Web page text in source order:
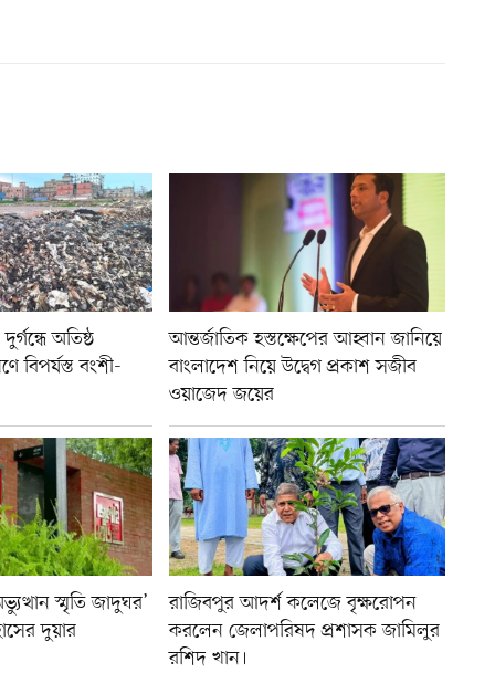
অতিষ্ঠ
বিপর্যস্ত বংশী-
আন্তর্জাতিক হস্তক্ষেপের আহ্বান জানিয়ে
বাংলাদেশ নিয়ে উদ্বেগ প্রকাশ সজীব
ওয়াজেদ জয়ের
স্মৃতি জাদুঘর’
দুয়ার
রাজিবপুর আদর্শ কলেজে বৃক্ষরোপন
করলেন জেলাপরিষদ প্রশাসক জামিলুর
রশিদ খান।